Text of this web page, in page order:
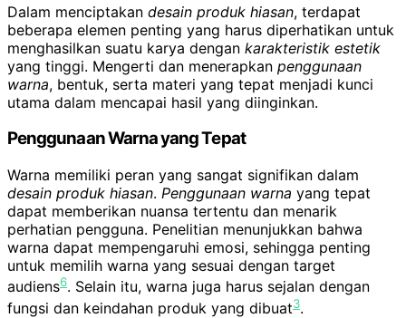
Dalam menciptakan desain produk hiasan, terdapat
beberapa elemen penting yang harus diperhatikan untuk
menghasilkan suatu karya dengan karakteristik estetik
yang tinggi. Mengerti dan menerapkan penggunaan
warna, bentuk, serta materi yang tepat menjadi kunci
utama dalam mencapai hasil yang diinginkan.
Penggunaan Warna yang Tepat
Warna memiliki peran yang sangat signifikan dalam
desain produk hiasan. Penggunaan warna yang tepat
dapat memberikan nuansa tertentu dan menarik
perhatian pengguna. Penelitian menunjukkan bahwa
warna dapat mempengaruhi emosi, sehingga penting
untuk memilih warna yang sesuai dengan target
audiens6. Selain itu, warna juga harus sejalan dengan
fungsi dan keindahan produk yang dibuat3.